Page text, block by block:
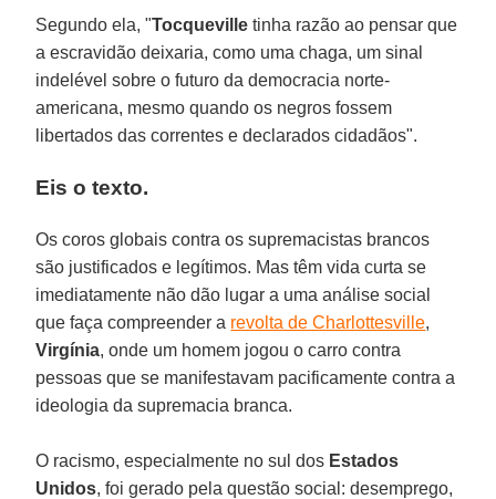
Segundo ela, "Tocqueville tinha razão ao pensar que
a escravidão deixaria, como uma chaga, um sinal
indelével sobre o futuro da democracia norte-
americana, mesmo quando os negros fossem
libertados das correntes e declarados cidadãos".
Eis o texto.
Os coros globais contra os supremacistas brancos
são justificados e legítimos. Mas têm vida curta se
imediatamente não dão lugar a uma análise social
que faça compreender a revolta de Charlottesville,
Virgínia, onde um homem jogou o carro contra
pessoas que se manifestavam pacificamente contra a
ideologia da supremacia branca.
O racismo, especialmente no sul dos Estados
Unidos, foi gerado pela questão social: desemprego,